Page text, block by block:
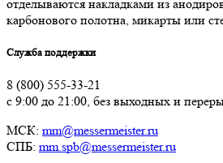
отделываются накладками из
карбонового полотна, микарты или
Служба поддержки
8 (800) 555-33-21
с 9:00 до 21:00, без выходных и
МСК: mm@messermeister.ru
СПБ: mm.spb@messermeister.ru